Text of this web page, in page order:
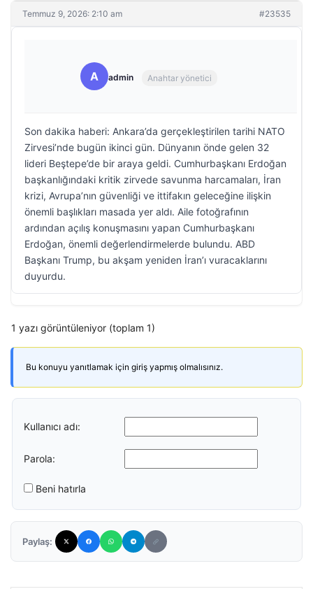
Temmuz 9, 2026: 2:10 am #23535
A admin Anahtar yönetici
Son dakika haberi: Ankara’da gerçekleştirilen tarihi NATO
Zirvesi’nde bugün ikinci gün. Dünyanın önde gelen 32
lideri Beştepe’de bir araya geldi. Cumhurbaşkanı Erdoğan
başkanlığındaki kritik zirvede savunma harcamaları, İran
krizi, Avrupa’nın güvenliği ve ittifakın geleceğine ilişkin
önemli başlıkları masada yer aldı. Aile fotoğrafının
ardından açılış konuşmasını yapan Cumhurbaşkanı
Erdoğan, önemli değerlendirmelerde bulundu. ABD
Başkanı Trump, bu akşam yeniden İran’ı vuracaklarını
duyurdu.
1 yazı görüntüleniyor (toplam 1)
Bu konuyu yanıtlamak için giriş yapmış olmalısınız.
Kullanıcı adı:
Parola:
Beni hatırla
Paylaş: